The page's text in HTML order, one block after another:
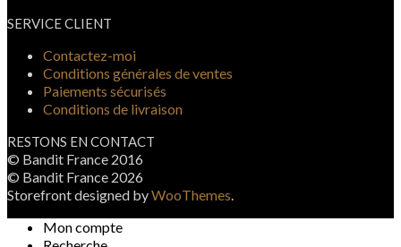
SERVICE CLIENT
Contactez-moi
Conditions générales de ventes
Paiements sécurisés
Conditions de livraison
RESTONS EN CONTACT
© Bandit France 2016
© Bandit France 2026
Storefront designed byWooThemes.
Mon compte